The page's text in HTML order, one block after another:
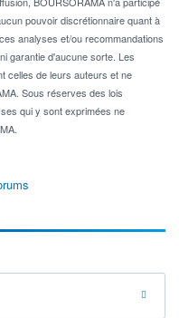
pouvoir discrétionnaire quant à
analyses et/ou recommandations
garantie d'aucune sorte. Les
celles de leurs auteurs et ne
Sous réserves des lois
qui y sont exprimées ne